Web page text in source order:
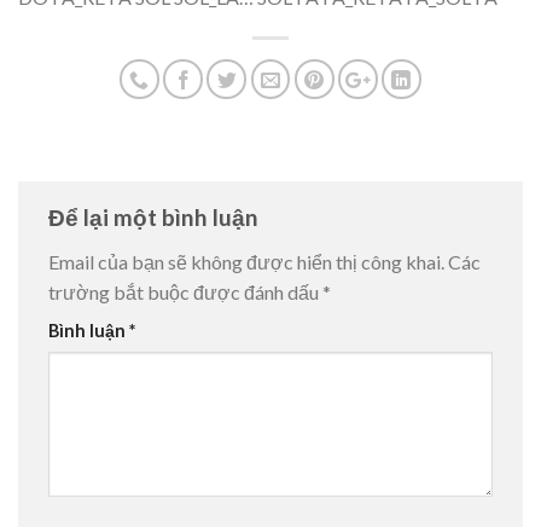
Để lại một bình luận
Email của bạn sẽ không được hiển thị công khai.Các
trường bắt buộc được đánh dấu *
Bình luận *